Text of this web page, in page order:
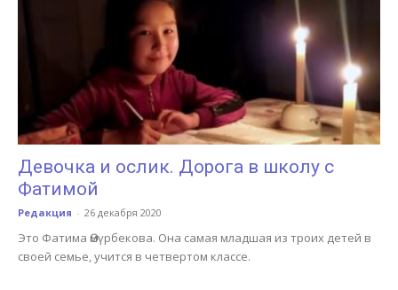
Девочка и ослик. Дорога в школу с
Фатимой
Редакция - 26 декабря 2020
Это Фатима Өмүрбекова. Она самая младшая из троих детей в
своей семье, учится в четвертом классе.